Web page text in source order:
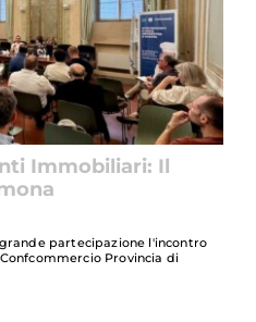
Immobiliari: Il
partecipazione l'incontro
Provincia di